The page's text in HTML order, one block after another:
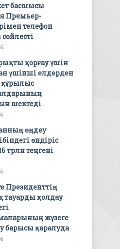
басшысы
Премьер-
телефон
қорғау үшін
үшінші елдерден
құрылыс
шектеді
өңдеу
өндіріс
трлн теңгені
Президенттің
тауарды қолдау
жүзеге
барысы қаралуда